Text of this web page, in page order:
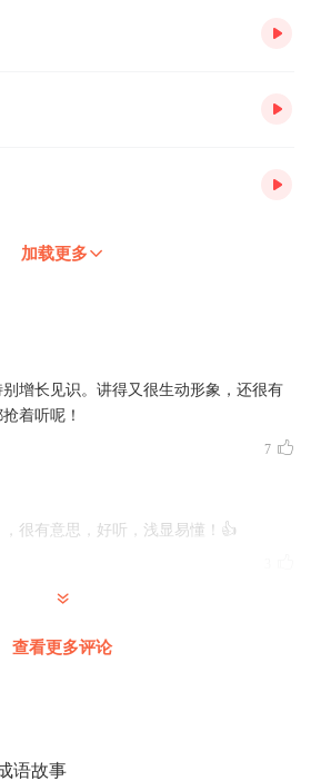
加载更多
增长见识。讲得又很生动形象，还很有
着听呢！
7
很有意思，好听，浅显易懂！👍
好好好！
孩子喜欢听，听过的成语印象深刻，不
查看更多评论
语故事